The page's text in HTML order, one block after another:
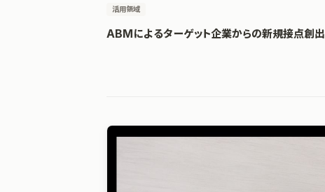
活用領域
ABMによるターゲット企業からの新規接点創出